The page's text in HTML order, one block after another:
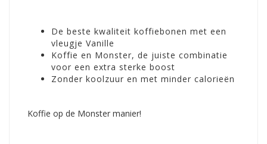
De beste kwaliteit koffiebonen met een
vleugje Vanille
Koffie en Monster, de juiste combinatie
voor een extra sterke boost
Zonder koolzuur en met minder calorieën
Koffie op de Monster manier!